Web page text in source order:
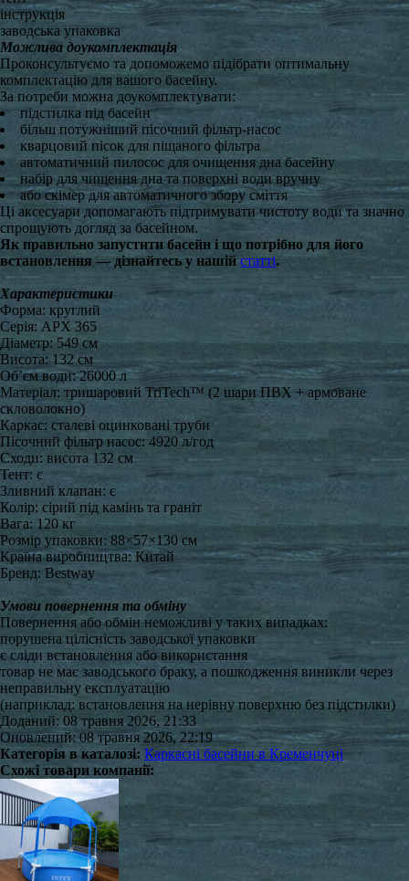
інструкція
заводська упаковка
Можлива доукомплектація
Проконсультуємо та допоможемо підібрати оптимальну
комплектацію для вашого басейну.
За потреби можна доукомплектувати:
підстилка під басейн
більш потужніший пісочний фільтр-насос
кварцовий пісок для піщаного фільтра
автоматичний пилосос для очищення дна басейну
набір для чищення дна та поверхні води вручну
або скімер для автоматичного збору сміття
Ці аксесуари допомагають підтримувати чистоту води та значно
спрощують догляд за басейном.
Як правильно запустити басейн і що потрібно для його
встановлення — дізнайтесь у нашійстатті.
Характеристики
Форма: круглий
Серія: APX 365
Діаметр: 549 см
Висота: 132 см
Об’єм води: 26000 л
Матеріал: тришаровий TriTech™ (2 шари ПВХ + армоване
скловолокно)
Каркас: сталеві оцинковані труби
Пісочний фільтр насос: 4920 л/год
Сходи: висота 132 см
Тент: є
Зливний клапан: є
Колір: сірий під камінь та граніт
Вага: 120 кг
Розмір упаковки: 88×57×130 см
Країна виробництва: Китай
Бренд: Bestway
Умови повернення та обміну
Повернення або обмін неможливі у таких випадках:
порушена цілісність заводської упаковки
є сліди встановлення або використання
товар не має заводського браку, а пошкодження виникли через
неправильну експлуатацію
(наприклад: встановлення на нерівну поверхню без підстилки)
Доданий: 08 травня 2026, 21:33
Оновлений: 08 травня 2026, 22:19
Категорія в каталозі: Каркасні басейни в Кременчуці
Схожі товари компанії: